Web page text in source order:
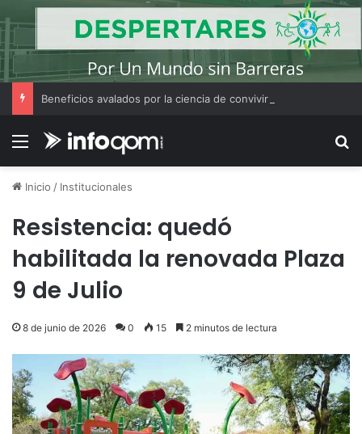
Beneficios avalados por la ciencia de convivir con gatos
Menú
Inicio / Institucionales
Resistencia: quedó
habilitada la renovada Plaza
9 de Julio
8 de junio de 2026 0 15 2 minutos de lectura